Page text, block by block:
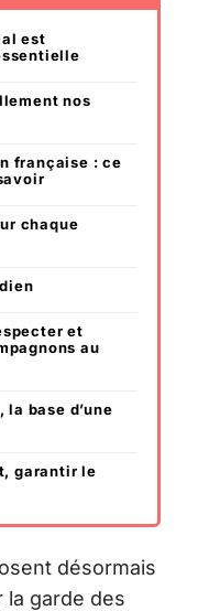
est
nos
française : ce
chaque
et
au
base d’une
garantir le
désormais
garde des